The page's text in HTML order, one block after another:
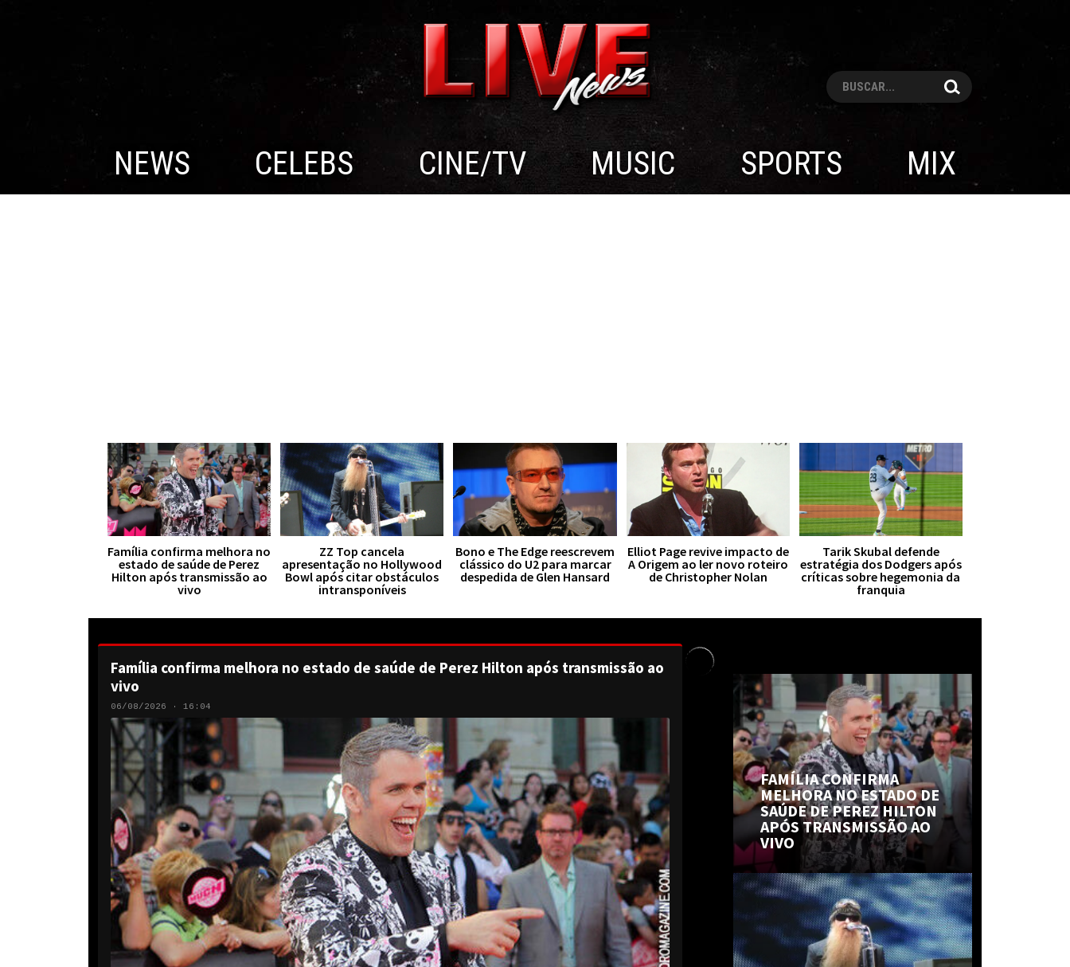
Pesquisar
NEWS CELEBS CINE/TV MUSIC SPORTS MIX
Família confirma melhora no
estado de saúde de Perez
Hilton após transmissão ao
vivo
ZZ Top cancela
apresentação no Hollywood
Bowl após citar obstáculos
intransponíveis
Bono e The Edge reescrevem
clássico do U2 para marcar
despedida de Glen Hansard
Elliot Page revive impacto de
A Origem ao ler novo roteiro
de Christopher Nolan
Tarik Skubal defende
estratégia dos Dodgers após
críticas sobre hegemonia da
franquia
Família confirma melhora no estado de saúde de Perez Hilton após transmissão ao
vivo
06/08/2026 · 16:04
FAMÍLIA CONFIRMA
MELHORA NO ESTADO DE
SAÚDE DE PEREZ HILTON
APÓS TRANSMISSÃO AO
VIVO